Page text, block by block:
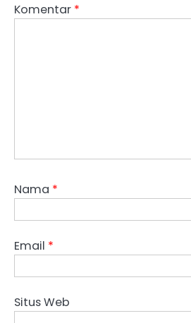
Komentar *
Nama *
Email *
Situs Web